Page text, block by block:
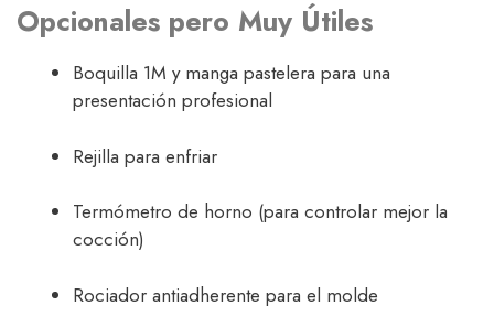
Opcionales pero Muy Útiles
Boquilla 1M y manga pastelera para una
presentación profesional
Rejilla para enfriar
Termómetro de horno (para controlar mejor la
cocción)
Rociador antiadherente para el molde